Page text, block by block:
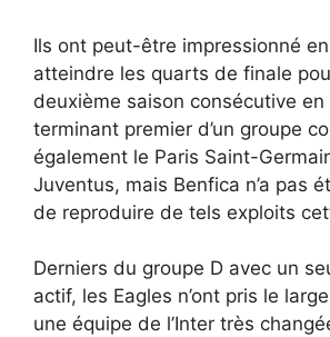
Ils ont peut-être impressionné
atteindre les quarts de finale
deuxième saison consécutive
terminant premier d’un groupe
également le Paris Saint-
Juventus, mais Benfica n’a pas
de reproduire de tels exploits
Derniers du groupe D avec un
actif, les Eagles n’ont pris le
une équipe de l’Inter très